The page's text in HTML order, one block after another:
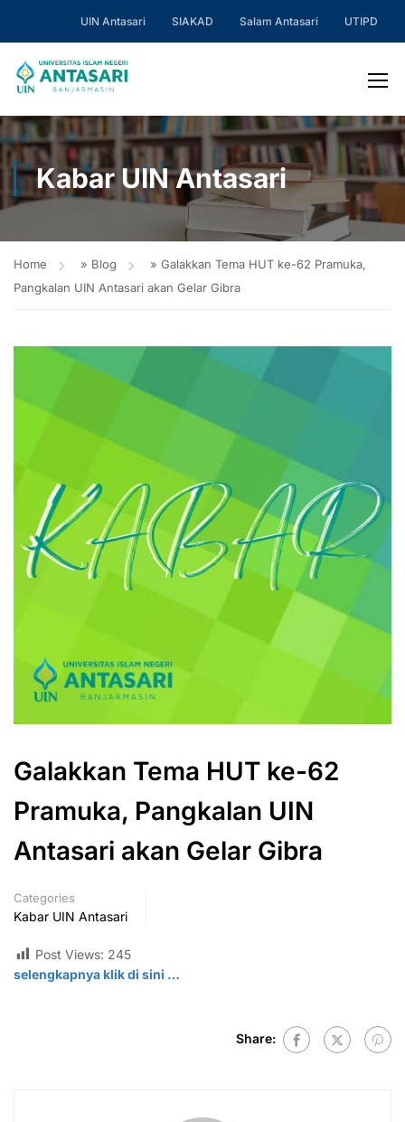
UIN Antasari SIAKAD Salam Antasari UTIPD
Kabar UIN Antasari
Home » Blog » Galakkan Tema HUT ke-62 Pramuka,
Pangkalan UIN Antasari akan Gelar Gibra
Galakkan Tema HUT ke-62
Pramuka, Pangkalan UIN
Antasari akan Gelar Gibra
Categories
Kabar UIN Antasari
Post Views: 245
selengkapnya klik di sini …
Share: